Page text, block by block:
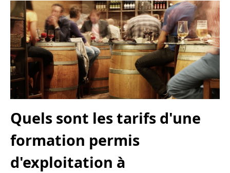
Quels sont les tarifs d'une
formation permis
d'exploitation à